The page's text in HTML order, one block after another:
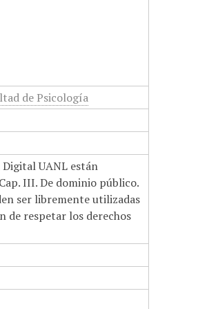
de Psicología
UANL están
III. De dominio público.
ser libremente utilizadas
de respetar los derechos